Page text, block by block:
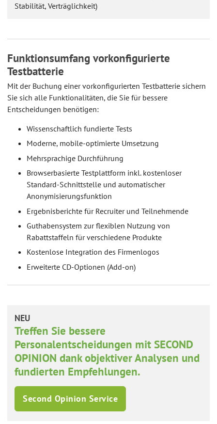
Stabilität, Verträglichkeit)
Funktionsumfang vorkonfigurierte
Testbatterie
Mit der Buchung einer vorkonfigurierten Testbatterie sichern
Sie sich alle Funktionalitäten, die Sie für bessere
Entscheidungen benötigen:
Wissenschaftlich fundierte Tests
Moderne, mobile-optimierte Umsetzung
Mehrsprachige Durchführung
Browserbasierte Testplattform inkl. kostenloser
Standard-Schnittstelle und automatischer
Anonymisierungsfunktion
Ergebnisberichte für Recruiter und Teilnehmende
Guthabensystem zur flexiblen Nutzung von
Rabattstaffeln für verschiedene Produkte
Kostenlose Integration des Firmenlogos
Erweiterte CD-Optionen (Add-on)
NEU
Treffen Sie bessere
Personalentscheidungen mit SECOND
OPINION dank objektiver Analysen und
fundierten Empfehlungen.
Second Opinion Service